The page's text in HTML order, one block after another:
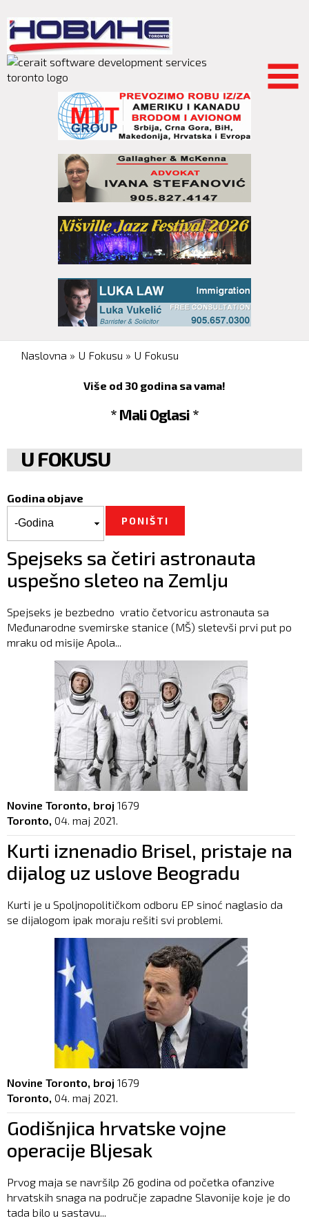
main
content
You are here
Naslovna » U Fokusu » U Fokusu
Više od 30 godina sa vama!
* Mali Oglasi *
U FOKUSU
Godina objave
Spejseks sa četiri astronauta
uspešno sleteo na Zemlju
Spejseks je bezbedno vratio četvoricu astronauta sa
Međunarodne svemirske stanice (MŠ) sletevši prvi put po
mraku od misije Apola...
Novine Toronto, broj 1679
Toronto, 04. maj 2021.
Kurti iznenadio Brisel, pristaje na
dijalog uz uslove Beogradu
Kurti je u Spoljnopolitičkom odboru EP sinoć naglasio da
se dijalogom ipak moraju rešiti svi problemi.
Novine Toronto, broj 1679
Toronto, 04. maj 2021.
Godišnjica hrvatske vojne
operacije Bljesak
Prvog maja se navršilp 26 godina od početka ofanzive
hrvatskih snaga na područje zapadne Slavonije koje je do
tada bilo u sastavu...